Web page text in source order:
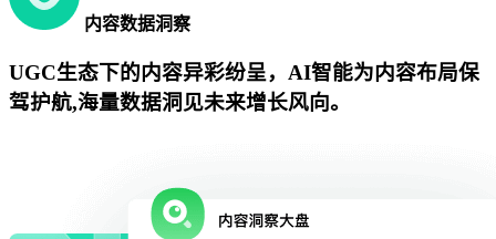
内容数据洞察
UGC生态下的内容异彩纷呈，AI智能为内容布局保
驾护航,海量数据洞见未来增长风向。